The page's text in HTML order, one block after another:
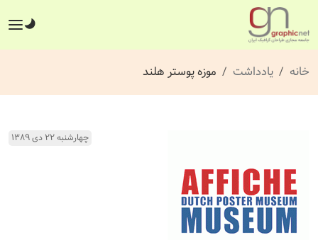
خانه یادداشت موزه پوستر هلند
چهارشنبه ۲۲ دی ۱۳۸۹